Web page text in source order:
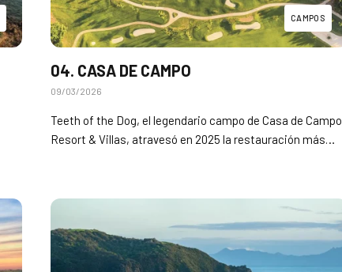
CAMPOS
04. CASA DE CAMPO
09/03/2026
Teeth of the Dog, el legendario campo de Casa de Campo
Resort & Villas, atravesó en 2025 la restauración más…